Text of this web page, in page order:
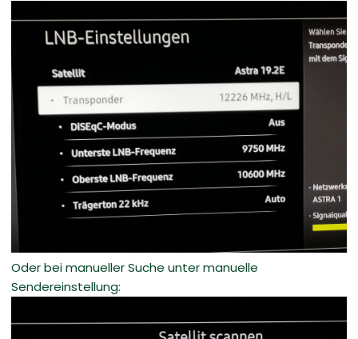
Oder bei manueller Suche unter manuelle
Sendereinstellung: